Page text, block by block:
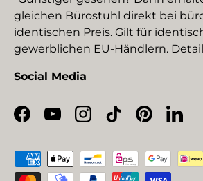
gleichen Bürostuhl direkt bei
identischen Preis. Gilt für
gewerblichen EU-Händlern.
Social Media
Facebook
YouTubeInstagram
TikTokPinterest
Zahlungsmethoden